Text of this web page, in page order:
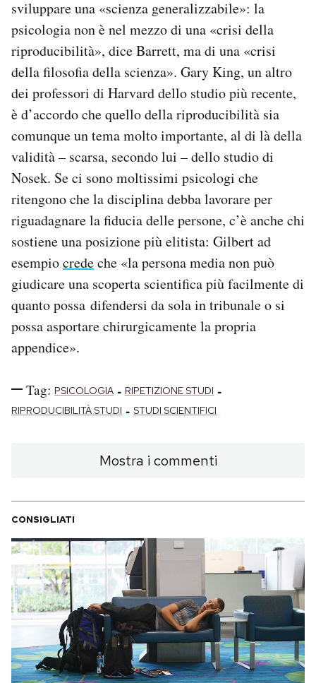
sviluppare una «scienza generalizzabile»: la
psicologia non è nel mezzo di una «crisi della
riproducibilità», dice Barrett, ma di una «crisi
della filosofia della scienza». Gary King, un altro
dei professori di Harvard dello studio più recente,
è d’accordo che quello della riproducibilità sia
comunque un tema molto importante, al di là della
validità – scarsa, secondo lui – dello studio di
Nosek. Se ci sono moltissimi psicologi che
ritengono che la disciplina debba lavorare per
riguadagnare la fiducia delle persone, c’è anche chi
sostiene una posizione più elitista: Gilbert ad
esempiocredeche «la persona media non può
giudicare una scoperta scientifica più facilmente di
quanto possa difendersi da sola in tribunale o si
possa asportare chirurgicamente la propria
appendice».
Tag: PSICOLOGIA - RIPETIZIONE STUDI -
RIPRODUCIBILITÀ STUDI - STUDI SCIENTIFICI
Mostra i commenti
CONSIGLIATI